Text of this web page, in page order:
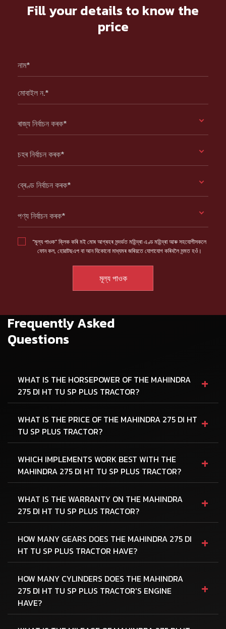
Fill your details to know the
price
নাম*
মোবাইল ন.*
ৰাজ্য নিৰ্বাচন কৰক*
চহৰ নিৰ্বাচন কৰক*
ব্ৰেণ্ড নিৰ্বাচন কৰক*
পণ্য নিৰ্বাচন কৰক*
“মূল্য পাওক” ক্লিক কৰি মই মোৰ আগ্ৰহৰ সন্দৰ্ভত মহিন্দ্ৰা এণ্ড মহিন্দ্ৰা আৰু সহযোগীসকলে
ফোন কল, হোৱাটছএপ বা আন যিকোনো মাধ্যমৰ জৰিয়তে যোগাযোগ কৰিবলৈ সন্মত হওঁ।
Frequently Asked
Questions
WHAT IS THE HORSEPOWER OF THE MAHINDRA
275 DI HT TU SP PLUS TRACTOR?
+
WHAT IS THE PRICE OF THE MAHINDRA 275 DI HT
TU SP PLUS TRACTOR?
+
WHICH IMPLEMENTS WORK BEST WITH THE
MAHINDRA 275 DI HT TU SP PLUS TRACTOR?
+
WHAT IS THE WARRANTY ON THE MAHINDRA
275 DI HT TU SP PLUS TRACTOR?
+
HOW MANY GEARS DOES THE MAHINDRA 275 DI
HT TU SP PLUS TRACTOR HAVE?
+
HOW MANY CYLINDERS DOES THE MAHINDRA
275 DI HT TU SP PLUS TRACTOR'S ENGINE
HAVE?
+